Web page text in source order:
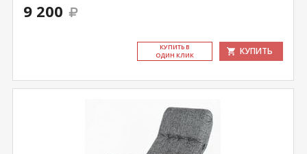
9 200
КУ­ПИТЬ В
ОДИН КЛИК
КУПИТЬ